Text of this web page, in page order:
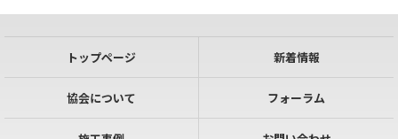
トップページ 新着情報
協会について フォーラム